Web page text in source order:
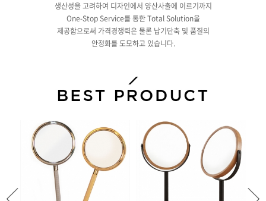
생산성을 고려하여 디자인에서 양산사출에 이르기까지
One-Stop Service를 통한 Total Solution을
제공함으로써 가격경쟁력은 물론 납기단축 및 품질의
안정화를 도모하고 있습니다.